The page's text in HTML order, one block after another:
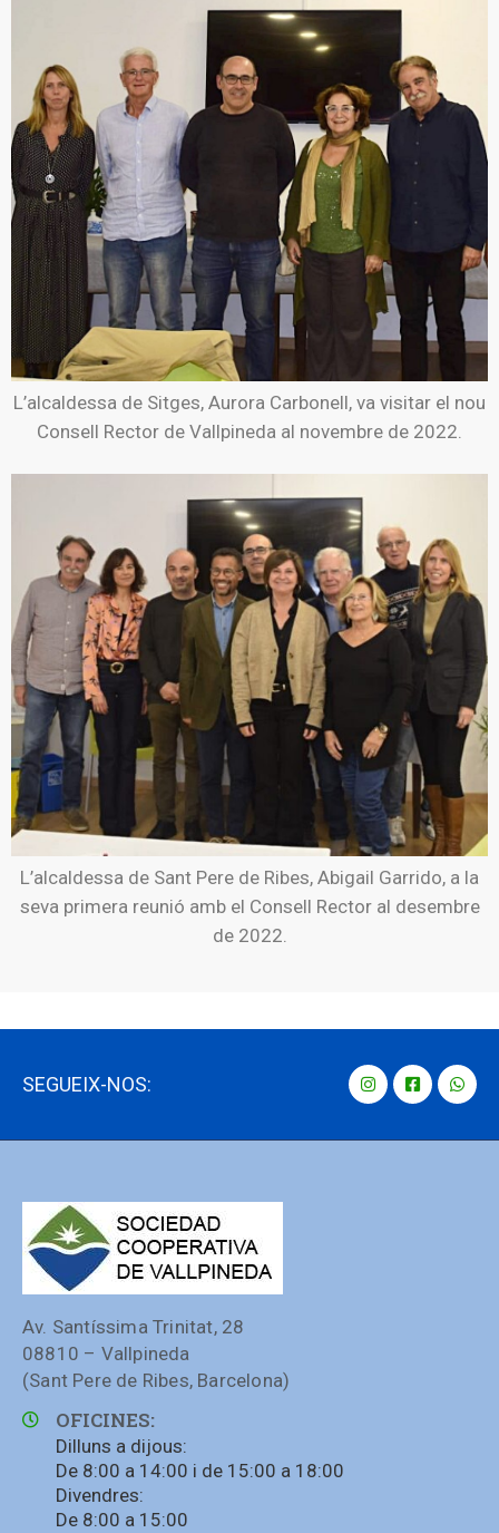
L’alcaldessa de Sitges, Aurora Carbonell, va visitar el nou
Consell Rector de Vallpineda al novembre de 2022.
L’alcaldessa de Sant Pere de Ribes, Abigail Garrido, a la
seva primera reunió amb el Consell Rector al desembre
de 2022.
SEGUEIX-NOS:
Av. Santíssima Trinitat, 28
08810 – Vallpineda
(Sant Pere de Ribes, Barcelona)
OFICINES:
Dilluns a dijous:
De 8:00 a 14:00 i de 15:00 a 18:00
Divendres:
De 8:00 a 15:00